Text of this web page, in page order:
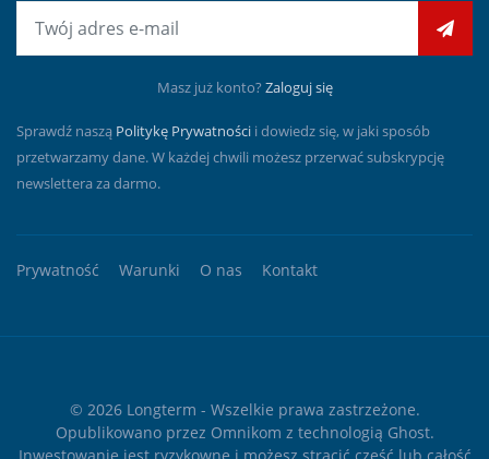
Masz już konto? Zaloguj się
Sprawdź naszą Politykę Prywatności i dowiedz się, w jaki sposób
przetwarzamy dane. W każdej chwili możesz przerwać subskrypcję
newslettera za darmo.
Prywatność Warunki O nas Kontakt
© 2026 Longterm - Wszelkie prawa zastrzeżone.
Opublikowano przez Omnikom z technologią Ghost.